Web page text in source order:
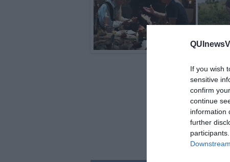
If you wish
sensitive
confirm
continue
information
further